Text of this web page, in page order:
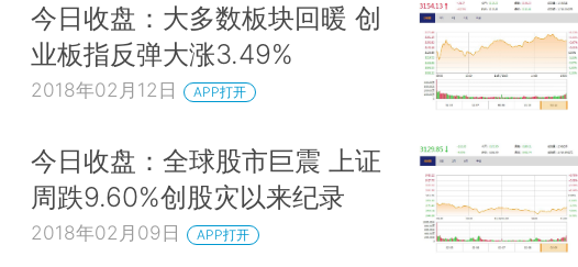
今日收盘：大多数板块回暖 创
业板指反弹大涨3.49%
2018年02月12日 APP打开
今日收盘：全球股市巨震 上证
周跌9.60%创股灾以来纪录
2018年02月09日 APP打开